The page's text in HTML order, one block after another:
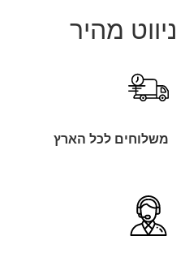
ניווט מהיר
משלוחים לכל הארץ